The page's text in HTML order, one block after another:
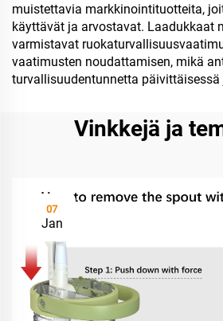
muistettavia markkinointituotteita,
käyttävät ja arvostavat. Laadukkaat
varmistavat
vaatimusten noudattamisen, mikä
turvallisuudentunnetta
Vinkkejä ja
07
Jan